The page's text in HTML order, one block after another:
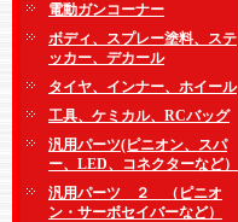
電動ガンコーナー
ボディ、スプレー塗料、ステ
ッカー、デカール
タイヤ、インナー、ホイール
工具、ケミカル、RCバッグ
汎用パーツ(ピニオン、スパ
ー、LED、コネクターなど）
汎用パーツ ２ （ピニオ
ン・サーボセイバーなど）